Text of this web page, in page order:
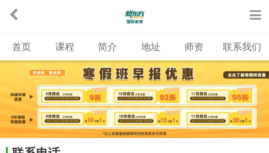
首页 课程 简介 地址 师资 联系我们